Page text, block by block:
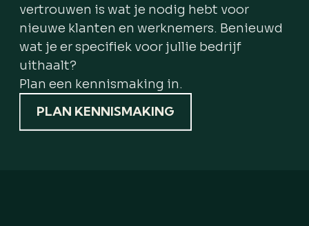
vertrouwen is wat je nodig hebt voor
nieuwe klanten en werknemers. Benieuwd
wat je er specifiek voor jullie bedrijf
uithaalt?
Plan een kennismaking in.
PLAN KENNISMAKING